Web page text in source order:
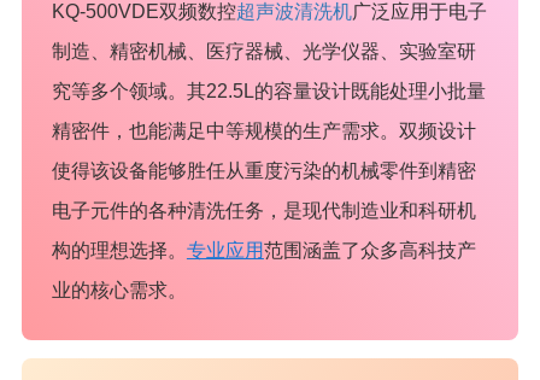
KQ-500VDE双频数控超声波清洗机广泛应用于电子
制造、精密机械、医疗器械、光学仪器、实验室研
究等多个领域。其22.5L的容量设计既能处理小批量
精密件，也能满足中等规模的生产需求。双频设计
使得该设备能够胜任从重度污染的机械零件到精密
电子元件的各种清洗任务，是现代制造业和科研机
构的理想选择。 专业应用范围涵盖了众多高科技产
业的核心需求。